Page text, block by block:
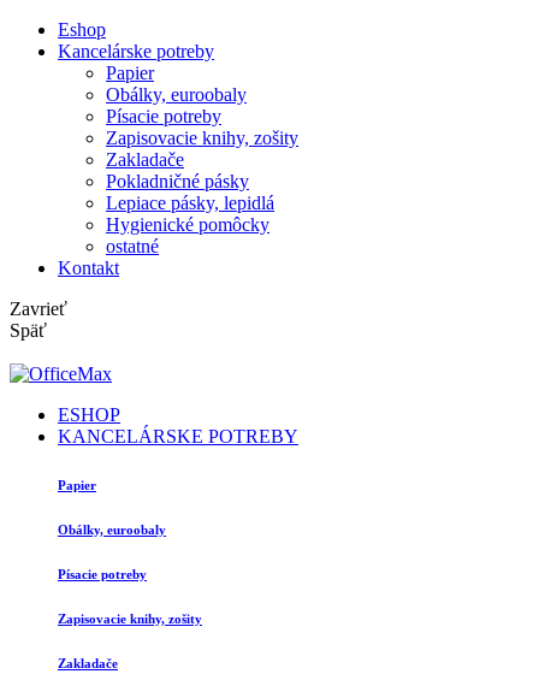
Eshop
Kancelárske potreby
Papier
Obálky, euroobaly
Písacie potreby
Zapisovacie knihy, zošity
Zakladače
Pokladničné pásky
Lepiace pásky, lepidlá
Hygienické pomôcky
ostatné
Kontakt
Zavrieť
Späť
ESHOP
KANCELÁRSKE POTREBY
Papier
Obálky, euroobaly
Písacie potreby
Zapisovacie knihy, zošity
Zakladače